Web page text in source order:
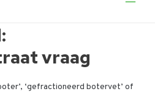
vraag
‘gefractioneerd botervet’ of